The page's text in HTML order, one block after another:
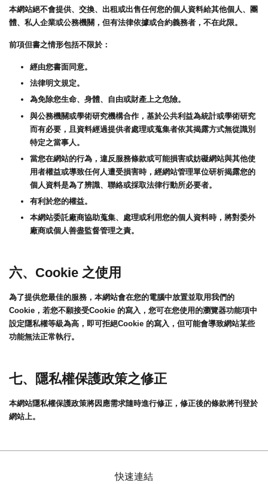
本網站絕不會提供、交換、出租或出售任何您的個人資料給其他個人、團
體、私人企業或公務機關，但有法律依據或合約義務者，不在此限。
前項但書之情形包括不限於：
經由您書面同意。
法律明文規定。
為免除您生命、身體、自由或財產上之危險。
與公務機關或學術研究機構合作，基於公共利益為統計或學術研究
而有必要，且資料經過提供者處理或蒐集者依其揭露方式無從識別
特定之當事人。
當您在網站的行為，違反服務條款或可能損害或妨礙網站與其他使
用者權益或導致任何人遭受損害時，經網站管理單位研析揭露您的
個人資料是為了辨識、聯絡或採取法律行動所必要者。
有利於您的權益。
本網站委託廠商協助蒐集、處理或利用您的個人資料時，將對委外
廠商或個人善盡監督管理之責。
六、Cookie 之使用
為了提供您最佳的服務，本網站會在您的電腦中放置並取用我們的
Cookie，若您不願接受Cookie 的寫入，您可在您使用的瀏覽器功能項中
設定隱私權等級為高，即可拒絕Cookie 的寫入，但可能會導致網站某些
功能無法正常執行。
七、隱私權保護政策之修正
本網站隱私權保護政策將因應需求隨時進行修正，修正後的條款將刊登於
網站上。
快速連結